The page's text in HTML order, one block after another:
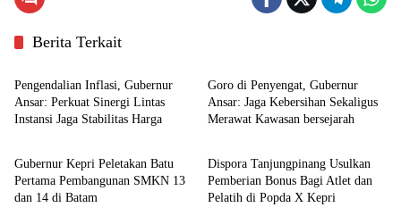
Berita Terkait
Kepulauan Riau
Pengendalian Inflasi, Gubernur
Ansar: Perkuat Sinergi Lintas
Instansi Jaga Stabilitas Harga
Goro di Penyengat, Gubernur
Ansar: Jaga Kebersihan Sekaligus
Merawat Kawasan bersejarah
Kepulauan Riau
Gubernur Kepri Peletakan Batu
Pertama Pembangunan SMKN 13
dan 14 di Batam
Tanjungpinang
Dispora Tanjungpinang Usulkan
Pemberian Bonus Bagi Atlet dan
Pelatih di Popda X Kepri
Tanjungpinang Kepulauan Riau